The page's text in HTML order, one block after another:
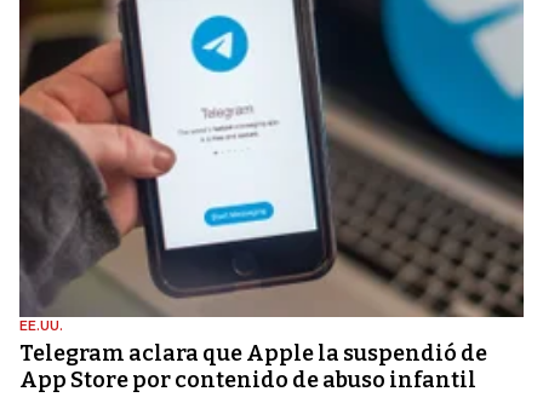
EE.UU.
Telegram aclara que Apple la suspendió de
App Store por contenido de abuso infantil